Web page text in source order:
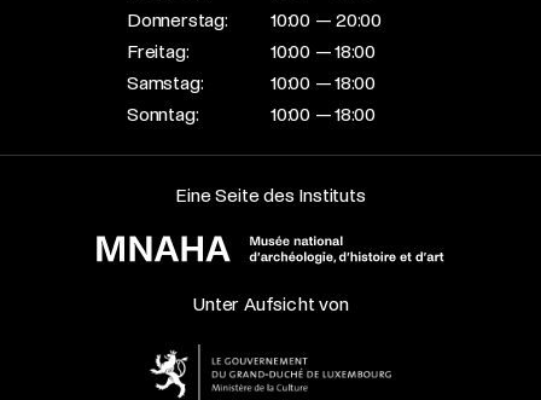
Donnerstag:
10:00 — 20:00
Freitag:
10:00 — 18:00
Samstag:
10:00 — 18:00
Sonntag:
10:00 — 18:00
Eine Seite des Instituts
Unter Aufsicht von